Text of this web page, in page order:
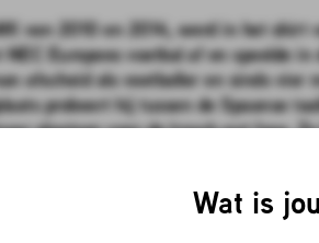
van 2010 en 2014, werd in het shirt
Europees voetbal af en speelde in
afscheid als voetballer en sinds vier
probeert hij tussen de Spaanse
plaatsen voor de knock-out fase.
simpel zal het natuurlijk niet zijn", vertelt Holman
Wat is